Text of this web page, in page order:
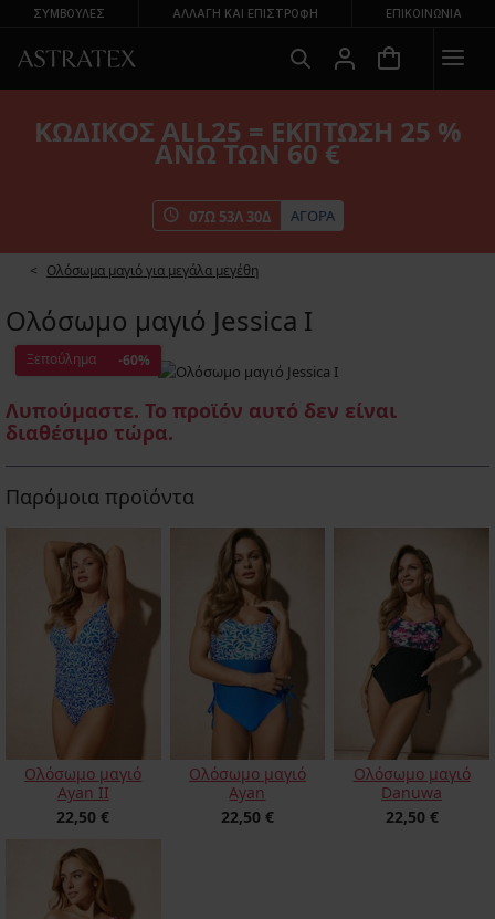
ΣΥΜΒΟΥΛΕΣ ΑΛΛΑΓΉ ΚΑΙ ΕΠΙΣΤΡΟΦΉ ΕΠΙΚΟΙΝΩΝΊΑ
ΚΩΔΙΚΟΣ ALL25 = ΕΚΠΤΩΣΗ 25 %
ΑΝΩ ΤΩΝ 60 €
07Ω 53Λ 29Δ ΑΓΟΡΑ
Ολόσωμα μαγιό για μεγάλα μεγέθη
Ολόσωμο μαγιό Jessica I
Ξεπούλημα -60%
Λυπούμαστε. Το προϊόν αυτό δεν είναι
διαθέσιμο τώρα.
Παρόμοια προϊόντα
Ολόσωμο μαγιό
Ayan II
22,50 €
Ολόσωμο μαγιό
Ayan
22,50 €
Ολόσωμο μαγιό
Danuwa
22,50 €